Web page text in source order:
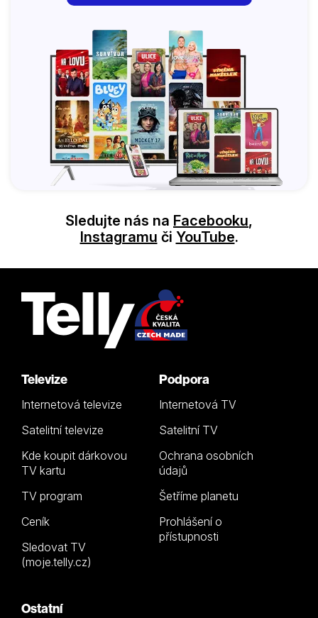
Sledujte nás na Facebooku,
Instagramu či YouTube.
Televize
Internetová televize
Satelitní televize
Kde koupit dárkovou
TV kartu
TV program
Ceník
Sledovat TV
(moje.telly.cz)
Podpora
Internetová TV
Satelitní TV
Ochrana osobních
údajů
Šetříme planetu
Prohlášení o
přístupnosti
Ostatní